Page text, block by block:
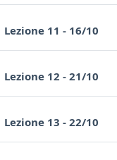
Lezione 11 - 16/10
Lezione 12 - 21/10
Lezione 13 - 22/10